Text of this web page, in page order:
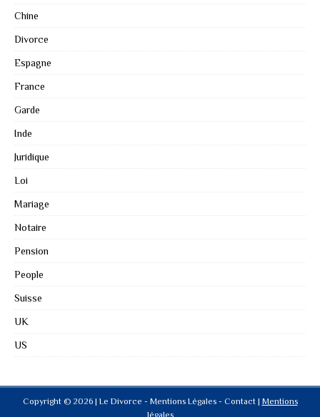
Chine
Divorce
Espagne
France
Garde
Inde
Juridique
Loi
Mariage
Notaire
Pension
People
Suisse
UK
US
Copyright © 2026 | Le Divorce - Mentions Légales - Contact | Mentions